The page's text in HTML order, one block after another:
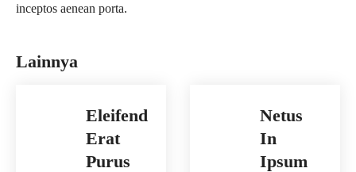
inceptos aenean porta.
Lainnya
Eleifend
Erat
Purus
Netus
In
Ipsum